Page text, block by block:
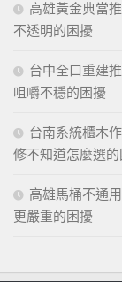
高雄黃金典當
不透明的困擾
台中全口重建
咀嚼不穩的困擾
台南系統櫃木
修不知道怎麼選
高雄馬桶不通
更嚴重的困擾